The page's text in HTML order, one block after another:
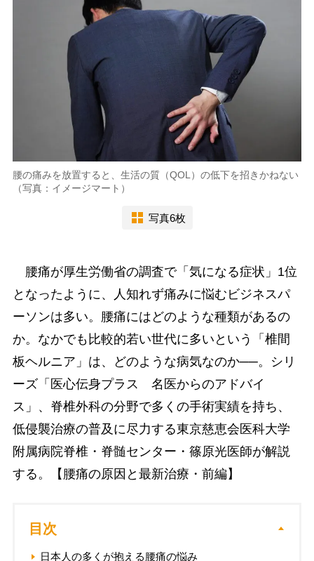
腰の痛みを放置すると、生活の質（QOL）の低下を招きかねない
（写真：イメージマート）
写真6枚
腰痛が厚生労働省の調査で「気になる症状」1位
となったように、人知れず痛みに悩むビジネスパ
ーソンは多い。腰痛にはどのような種類があるの
か。なかでも比較的若い世代に多いという「椎間
板ヘルニア」は、どのような病気なのか──。シリ
ーズ「医心伝身プラス 名医からのアドバイ
ス」、脊椎外科の分野で多くの手術実績を持ち、
低侵襲治療の普及に尽力する東京慈恵会医科大学
附属病院脊椎・脊髄センター・篠原光医師が解説
する。【腰痛の原因と最新治療・前編】
目次
日本人の多くが抱える腰痛の悩み